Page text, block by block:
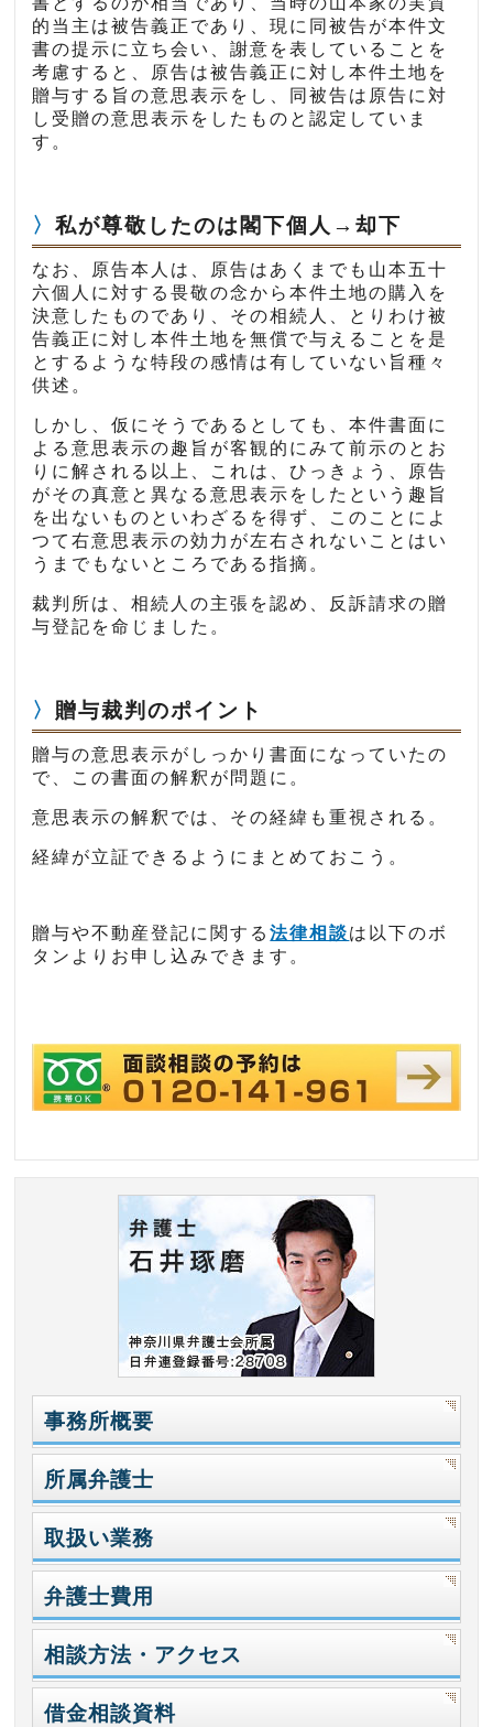
的当主は被告義正であり、現に同被告が本件文
書の提示に立ち会い、謝意を表していることを
考慮すると、原告は被告義正に対し本件土地を
贈与する旨の意思表示をし、同被告は原告に対
し受贈の意思表示をしたものと認定していま
す。
私が尊敬したのは閣下個人→却下
なお、原告本人は、原告はあくまでも山本五十
六個人に対する畏敬の念から本件土地の購入を
決意したものであり、その相続人、とりわけ被
告義正に対し本件土地を無償で与えることを是
とするような特段の感情は有していない旨種々
供述。
しかし、仮にそうであるとしても、本件書面に
よる意思表示の趣旨が客観的にみて前示のとお
りに解される以上、これは、ひっきょう、原告
がその真意と異なる意思表示をしたという趣旨
を出ないものといわざるを得ず、このことによ
つて右意思表示の効力が左右されないことはい
うまでもないところである指摘。
裁判所は、相続人の主張を認め、反訴請求の贈
与登記を命じました。
贈与裁判のポイント
贈与の意思表示がしっかり書面になっていたの
で、この書面の解釈が問題に。
意思表示の解釈では、その経緯も重視される。
経緯が立証できるようにまとめておこう。
贈与や不動産登記に関する法律相談は以下のボ
タンよりお申し込みできます。
事務所概要
所属弁護士
取扱い業務
弁護士費用
相談方法・アクセス
借金相談資料